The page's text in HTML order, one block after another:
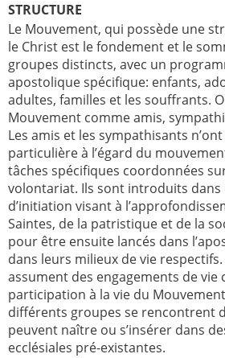
STRUCTURE
Le Mouvement, qui possède une
le Christ est le fondement et le
groupes distincts, avec un
apostolique spécifique: enfants,
adultes, familles et les souffrants.
Mouvement comme amis,
Les amis et les sympathisants
particulière à l’égard du
tâches spécifiques coordonnées
volontariat. Ils sont introduits dans
d’initiation visant à
Saintes, de la patristique et de la
pour être ensuite lancés dans
dans leurs milieux de vie
assument des engagements de vie
participation à la vie du
différents groupes se rencontrent
peuvent naître ou s’insérer dans
ecclésiales pré-existantes.